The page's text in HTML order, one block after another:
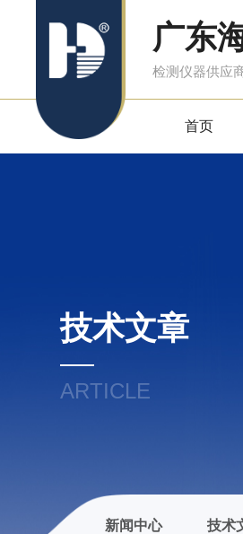
广东
检测仪器供应
首页
技术文章
ARTICLE
新闻中心 技术